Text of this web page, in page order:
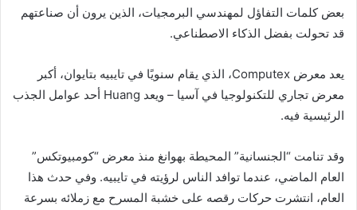
بعض كلمات التفاؤل لمهندسي البرمجيات، الذين يرون أن صناعتهم
قد تحولت بفضل الذكاء الاصطناعي.
يعد معرض Computex، الذي يقام سنويًا في تايبيه بتايوان، أكبر
معرض تجاري للتكنولوجيا في آسيا – ويعد Huang أحد عوامل الجذب
الرئيسية فيه.
وقد تنامت “الجنسانية” المحيطة بهوانغ منذ معرض “كومبيوتكس”
العام الماضي، عندما توافد الناس لرؤيته في تايبيه. وفي حدث هذا
العام، انتشرت حركات رقصه على خشبة المسرح مع زملائه بسرعة